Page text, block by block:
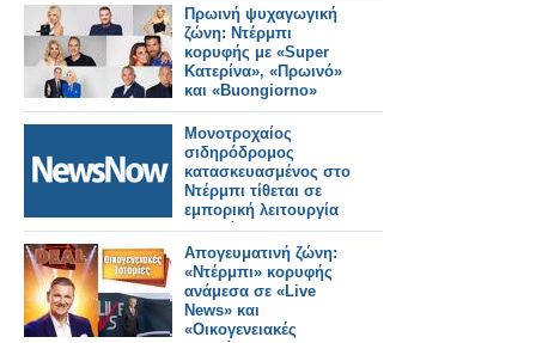
Πρωινή ψυχαγωγική
ζώνη: Ντέρμπι
κορυφής με «Super
Κατερίνα», «Πρωινό»
και «Buongiorno»
Μονοτροχαίος
σιδηρόδρομος
κατασκευασμένος στο
Ντέρμπι τίθεται σε
εμπορική λειτουργία
στο Κάιρο.
Απογευματινή ζώνη:
«Ντέρμπι» κορυφής
ανάμεσα σε «Live
News» και
«Οικογενειακές